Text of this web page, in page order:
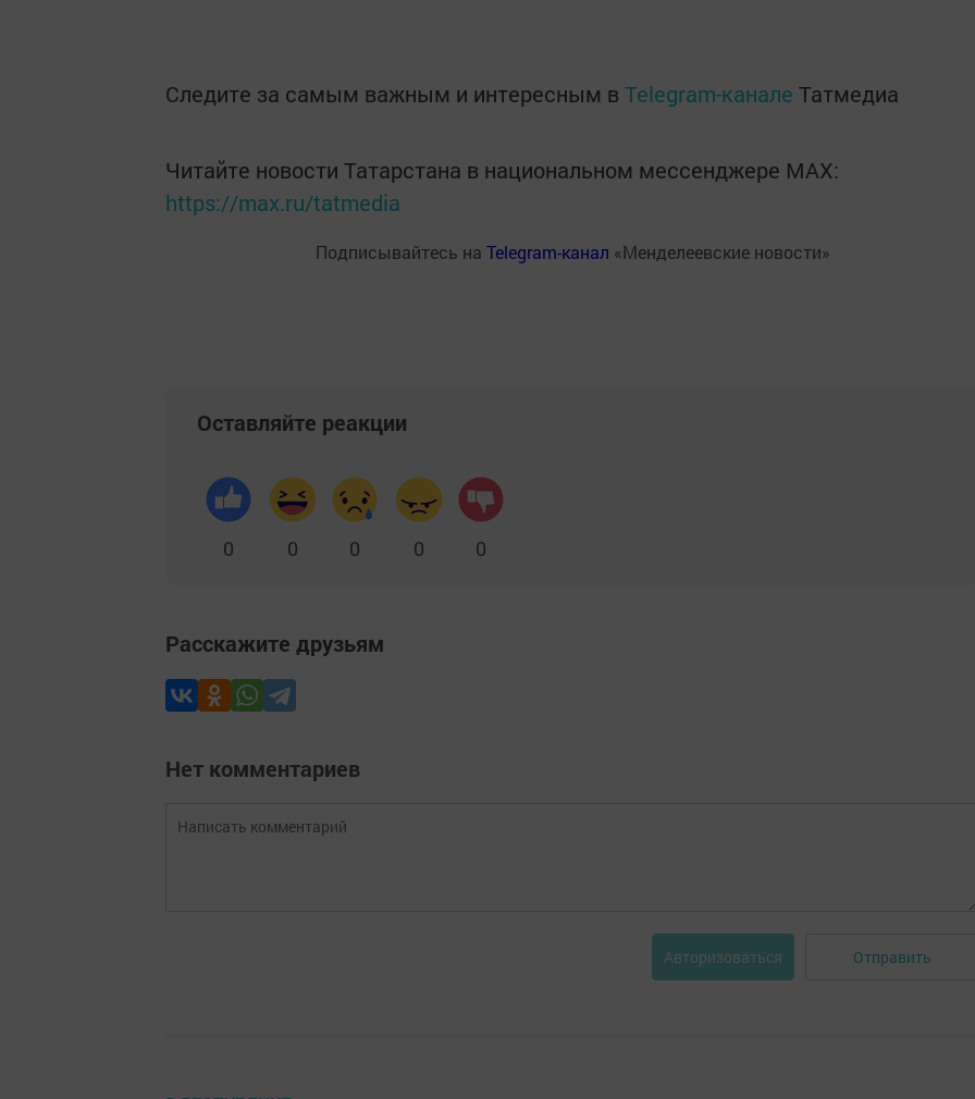
Следите за самым важным и интересным в Telegram-канале Татмедиа
Читайте новости Татарстана в национальном мессенджере MАХ:
https://max.ru/tatmedia
Подписывайтесь на Telegram-канал «Менделеевские новости»
Оставляйте реакции
0 0 0 0 0
Расскажите друзьям
Нет комментариев
Авторизоваться Отправить